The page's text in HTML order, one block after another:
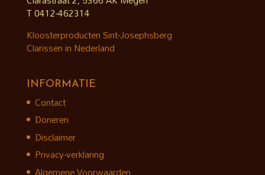
T 0412-462314
Kloosterproducten Sint-Josephsberg
Clarissen in Nederland
INFORMATIE
Contact
Doneren
Disclaimer
Privacy-verklaring